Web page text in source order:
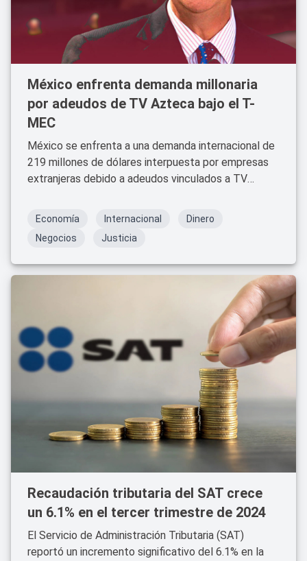
México enfrenta demanda millonaria
por adeudos de TV Azteca bajo el T-
MEC
México se enfrenta a una demanda internacional de
219 millones de dólares interpuesta por empresas
extranjeras debido a adeudos vinculados a TV
Economía Internacional
Dinero
Negocios
Justicia
Recaudación tributaria del SAT crece
un 6.1% en el tercer trimestre de 2024
El Servicio de Administración Tributaria (SAT)
reportó un incremento significativo del 6.1% en la